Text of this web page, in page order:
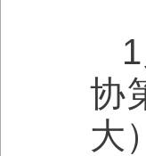
协
大